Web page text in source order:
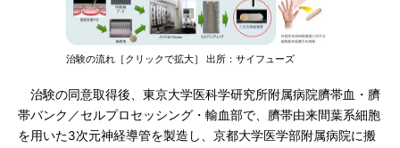
治験の流れ［クリックで拡大］ 出所：サイフューズ
治験の同意取得後、東京大学医科学研究所附属病院臍帯血・臍
帯バンク／セルプロセッシング・輸血部で、臍帯由来間葉系細胞
を用いた3次元神経導管を製造し、京都大学医学部附属病院に搬